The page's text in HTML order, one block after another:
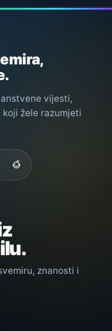
vijesti,
žele razumjeti
znanosti i